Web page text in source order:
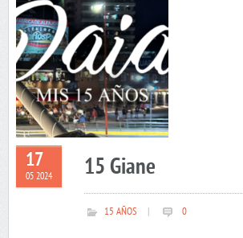
17
05 2024 15 Giane
15 AÑOS 0